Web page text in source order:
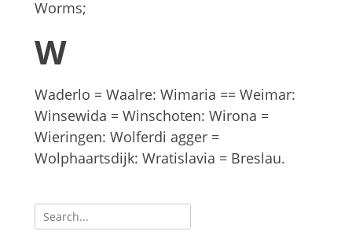
Worms;
W
Waderlo = Waalre: Wimaria == Weimar:
Winsewida = Winschoten: Wirona =
Wieringen: Wolferdi agger =
Wolphaartsdijk: Wratislavia = Breslau.
Zoeken
naar: